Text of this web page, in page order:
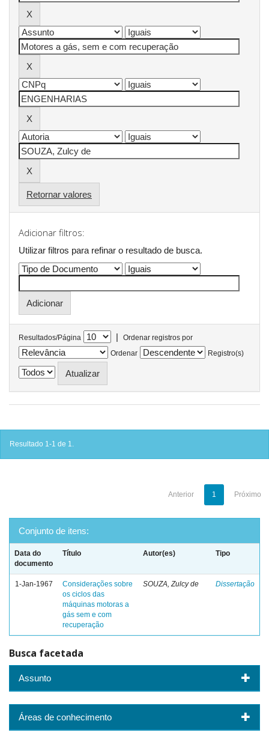
Retornar valores
Adicionar filtros:
Utilizar filtros para refinar o resultado de busca.
Resultados/Página |
Ordenar registros por
Ordenar
Registro(s)
Resultado 1-1 de 1.
Anterior 1 Próximo
Conjunto de itens:
Data do
documento
Título Autor(es) Tipo
1-Jan-1967
Considerações sobre
os ciclos das
máquinas motoras a
gás sem e com
recuperação
SOUZA, Zulcy de Dissertação
Busca facetada
Assunto
Áreas de conhecimento